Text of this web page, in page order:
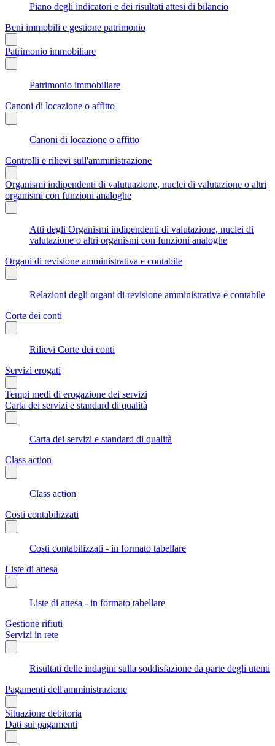
Piano degli indicatori e dei risultati attesi di bilancio
Beni immobili e gestione patrimonio
Patrimonio immobiliare
Patrimonio immobiliare
Canoni di locazione o affitto
Canoni di locazione o affitto
Controlli e rilievi sull'amministrazione
Organismi indipendenti di valutuazione, nuclei di valutazione o altri
organismi con funzioni analoghe
Atti degli Organismi indipendenti di valutazione, nuclei di
valutazione o altri organismi con funzioni analoghe
Organi di revisione amministrativa e contabile
Relazioni degli organi di revisione amministrativa e contabile
Corte dei conti
Rilievi Corte dei conti
Servizi erogati
Tempi medi di erogazione dei servizi
Carta dei servizi e standard di qualità
Carta dei servizi e standard di qualità
Class action
Class action
Costi contabilizzati
Costi contabilizzati - in formato tabellare
Liste di attesa
Liste di attesa - in formato tabellare
Gestione rifiuti
Servizi in rete
Risultati delle indagini sulla soddisfazione da parte degli utenti
Pagamenti dell'amministrazione
Situazione debitoria
Dati sui pagamenti